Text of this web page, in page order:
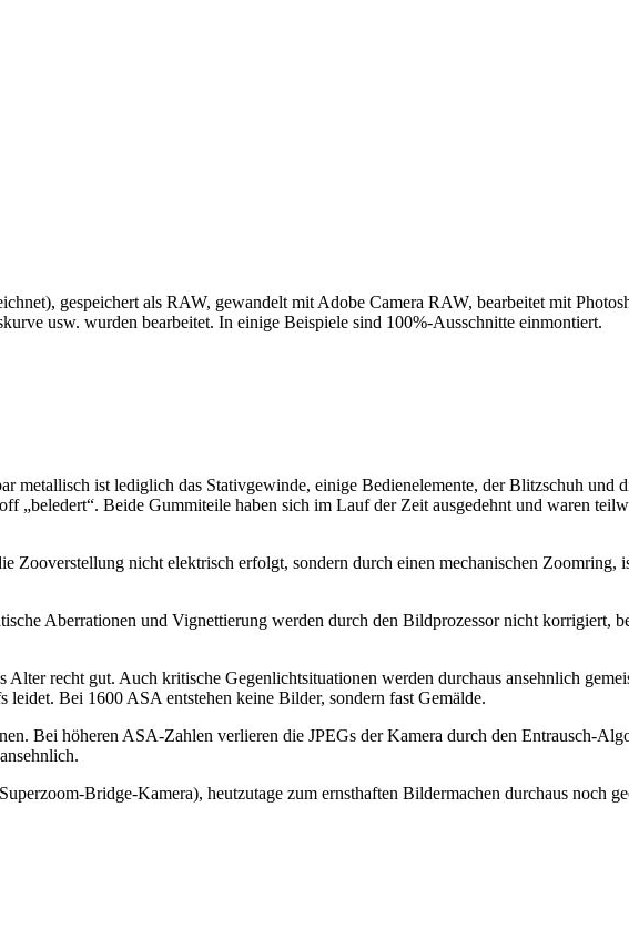
gespeichert als RAW, gewandelt mit Adobe Camera RAW, bearbeitet mit
usw. wurden bearbeitet. In einige Beispiele sind 100%-Ausschnitte einmontiert.
metallisch ist lediglich das Stativgewinde, einige Bedienelemente, der Blitzschuh
„beledert“. Beide Gummiteile haben sich im Lauf der Zeit ausgedehnt und waren
Zooverstellung nicht elektrisch erfolgt, sondern durch einen mechanischen Zoomring,
Aberrationen und Vignettierung werden durch den Bildprozessor nicht korrigiert,
recht gut. Auch kritische Gegenlichtsituationen werden durchaus ansehnlich
Bei 1600 ASA entstehen keine Bilder, sondern fast Gemälde.
Bei höheren ASA-Zahlen verlieren die JPEGs der Kamera durch den Entrausch-
Bridge-Kamera), heutzutage zum ernsthaften Bildermachen durchaus noch